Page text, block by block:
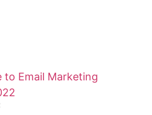
to Email Marketing